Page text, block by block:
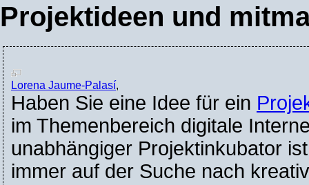
Projektideen und
Lorena Jaume-Palasí,
Haben Sie eine Idee für ein
im Themenbereich digitale
unabhängiger Projektinkubator
immer auf der Suche nach